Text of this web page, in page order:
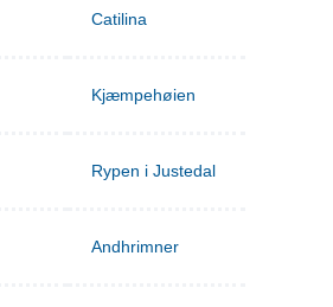
Catilina
Kjæmpehøien
Rypen i Justedal
Andhrimner